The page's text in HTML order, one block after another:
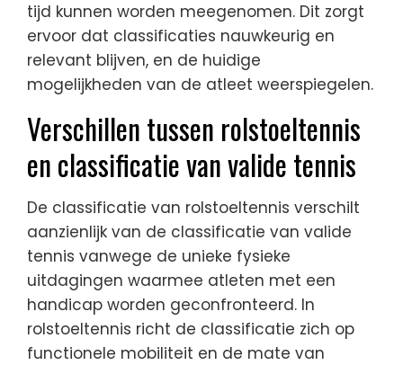
tijd kunnen worden meegenomen. Dit zorgt
ervoor dat classificaties nauwkeurig en
relevant blijven, en de huidige
mogelijkheden van de atleet weerspiegelen.
Verschillen tussen rolstoeltennis
en classificatie van valide tennis
De classificatie van rolstoeltennis verschilt
aanzienlijk van de classificatie van valide
tennis vanwege de unieke fysieke
uitdagingen waarmee atleten met een
handicap worden geconfronteerd. In
rolstoeltennis richt de classificatie zich op
functionele mobiliteit en de mate van